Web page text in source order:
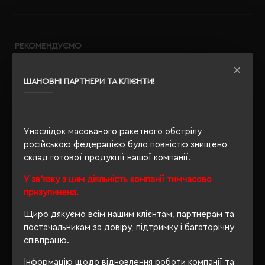
ШАНОВНІ ПАРТНЕРИ ТА КЛІЄНТИ!
Унаслідок масованого ракетного обстрілу
російською федерацією було повністю знищено
склад готової продукції нашої компанії.
У зв'язку з цим діяльність компанії тимчасово
призупинена.
Щиро дякуємо всім нашим клієнтам, партнерам та
постачальникам за довіру, підтримку і багаторічну
співпрацю.
Інформацію щодо відновлення роботи компанії та
РЕКОМЕНДУЄМО